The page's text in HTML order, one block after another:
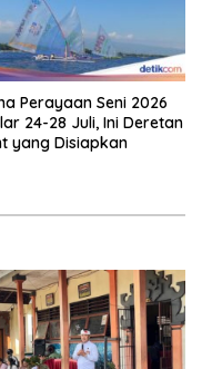
Perayaan Seni 2026
24-28 Juli, Ini Deretan
yang Disiapkan